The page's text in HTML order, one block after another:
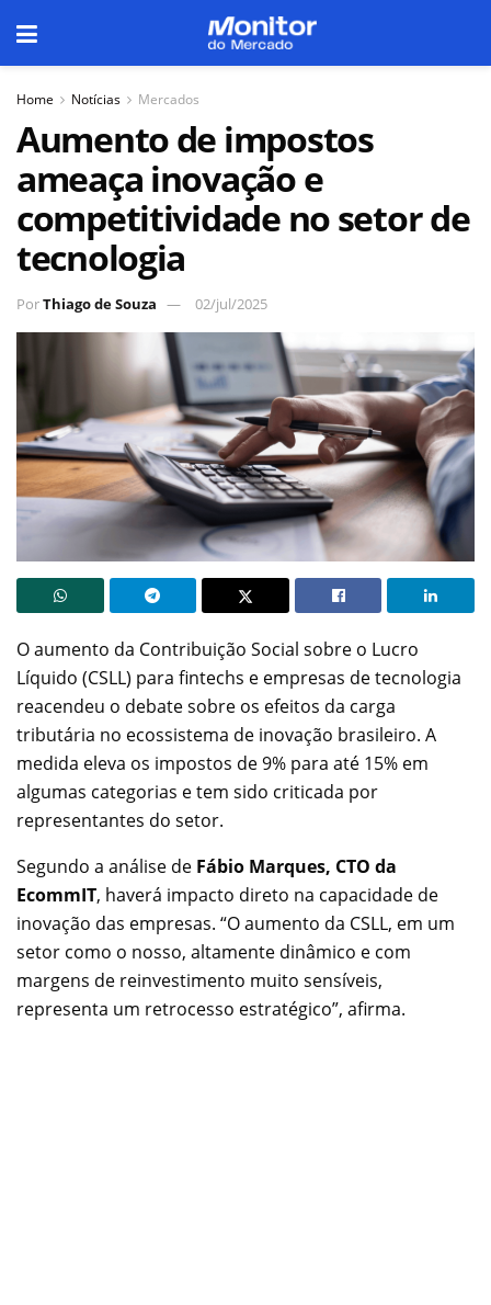
Home Notícias Mercados
Aumento de impostos
ameaça inovação e
competitividade no setor de
tecnologia
PorThiago de Souza 02/jul/2025
O aumento da Contribuição Social sobre o Lucro
Líquido (CSLL) para fintechs e empresas de tecnologia
reacendeu o debate sobre os efeitos da carga
tributária no ecossistema de inovação brasileiro. A
medida eleva os impostos de 9% para até 15% em
algumas categorias e tem sido criticada por
representantes do setor.
Segundo a análise de Fábio Marques, CTO da
EcommIT, haverá impacto direto na capacidade de
inovação das empresas. “O aumento da CSLL, em um
setor como o nosso, altamente dinâmico e com
margens de reinvestimento muito sensíveis,
representa um retrocesso estratégico”, afirma.